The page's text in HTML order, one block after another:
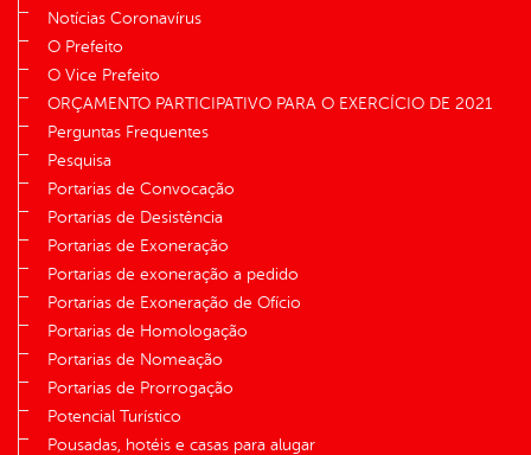
Notícias Coronavírus
O Prefeito
O Vice Prefeito
ORÇAMENTO PARTICIPATIVO PARA O EXERCÍCIO DE 2021
Perguntas Frequentes
Pesquisa
Portarias de Convocação
Portarias de Desistência
Portarias de Exoneração
Portarias de exoneração a pedido
Portarias de Exoneração de Ofício
Portarias de Homologação
Portarias de Nomeação
Portarias de Prorrogação
Potencial Turístico
Pousadas, hotéis e casas para alugar